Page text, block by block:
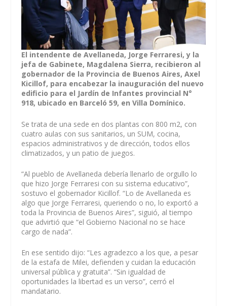
El intendente de Avellaneda, Jorge Ferraresi, y la
jefa de Gabinete, Magdalena Sierra, recibieron al
gobernador de la Provincia de Buenos Aires, Axel
Kicillof, para encabezar la inauguración del nuevo
edificio para el Jardín de Infantes provincial N°
918, ubicado en Barceló 59, en Villa Domínico.
Se trata de una sede en dos plantas con 800 m2, con
cuatro aulas con sus sanitarios, un SUM, cocina,
espacios administrativos y de dirección, todos ellos
climatizados, y un patio de juegos.
“Al pueblo de Avellaneda debería llenarlo de orgullo lo
que hizo Jorge Ferraresi con su sistema educativo”,
sostuvo el gobernador Kicillof. “Lo de Avellaneda es
algo que Jorge Ferraresi, queriendo o no, lo exportó a
toda la Provincia de Buenos Aires”, siguió, al tiempo
que advirtió que “el Gobierno Nacional no se hace
cargo de nada”.
En ese sentido dijo: “Les agradezco a los que, a pesar
de la estafa de Milei, defienden y cuidan la educación
universal pública y gratuita”. “Sin igualdad de
oportunidades la libertad es un verso”, cerró el
mandatario.